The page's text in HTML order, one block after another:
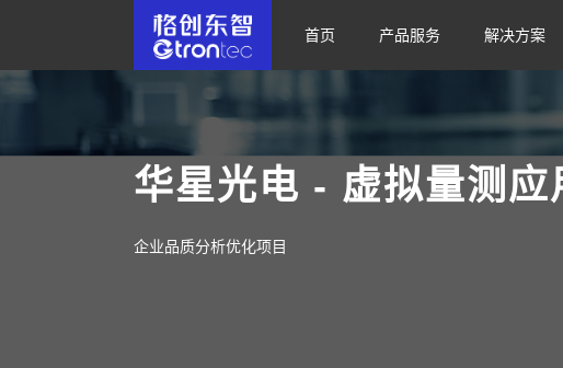
首页 产品服务 解决方案
华星光电 - 虚拟量测应
企业品质分析优化项目